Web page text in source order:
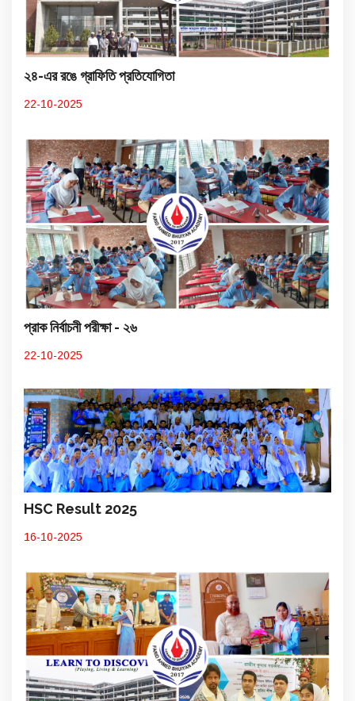
২৪-এর রঙে গ্রাফিতি প্রতিযোগিতা
22-10-2025
প্রাক নির্বাচনী পরীক্ষা - ২৬
22-10-2025
HSC Result 2025
16-10-2025